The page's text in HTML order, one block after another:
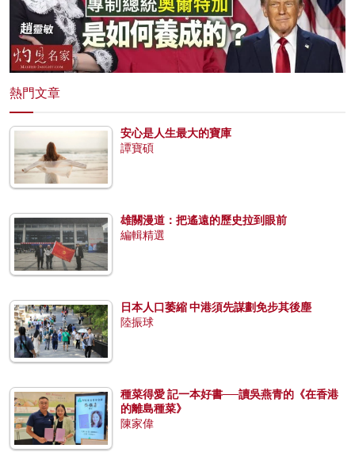
熱門文章
安心是人生最大的寶庫
譚寶碩
雄關漫道：把遙遠的歷史拉到眼前
編輯精選
日本人口萎縮 中港須先謀劃免步其後塵
陸振球
種菜得愛 記一本好書──讀吳燕青的《在香港
的離島種菜》
陳家偉